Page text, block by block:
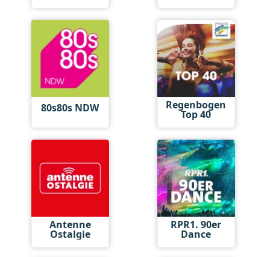
80s80s NDW Regenbogen
Top 40
Antenne
Ostalgie
RPR1. 90er
Dance